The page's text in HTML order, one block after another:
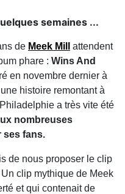
semaines ...
de Meek Mill
attendent
phare : Wins And
en novembre dernier à
histoire remontant à
a très vite été
nombreuses
ses fans.
de nous proposer le clip
clip mythique de Meek
et qui contenait de